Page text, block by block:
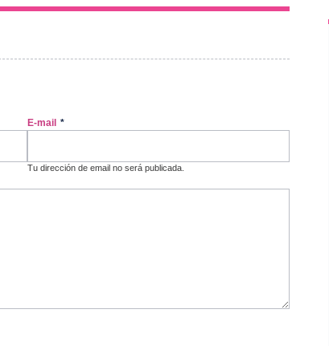
E-mail *
Tu dirección de email no será publicada.